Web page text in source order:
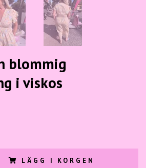
blommig
i viskos
LÄGG I KORGEN